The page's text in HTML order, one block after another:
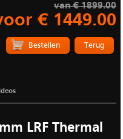
van € 1899.00
€ 1449.00
Terug
LRF Thermal